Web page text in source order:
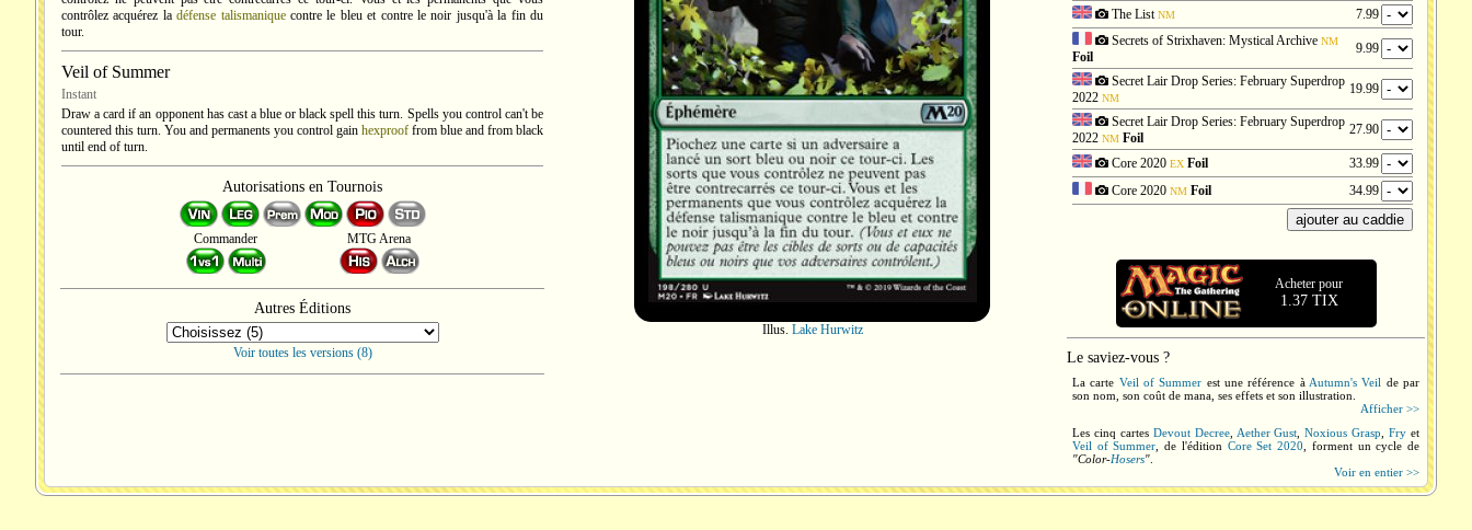
contrôlez acquérez ladéfense talismaniquecontre le bleu et contre le noir jusqu'à la fin du
tour.
Veil of Summer
Instant
Draw a card if an opponent has cast a blue or black spell this turn. Spells you control can't be
countered this turn. You and permanents you control gain hexproof from blue and from black
until end of turn.
Autorisations en Tournois
Commander MTG Arena
Autres Éditions
Voir toutes les versions (8)
Illus. Lake Hurwitz
The ListNM
7.99
Secrets of Strixhaven: Mystical Archive NM
Foil
9.99
Secret Lair Drop Series: February Superdrop
2022 NM
19.99
Secret Lair Drop Series: February Superdrop
2022 NM Foil
27.90
Core 2020 EX Foil
33.99
Core 2020 NM Foil 34.99
Acheter pour
1.37 TIX
Le saviez-vous ?
La carte Veil of Summer est une référence à Autumn's Veil de par
son nom, son coût de mana, ses effets et son illustration.
Afficher >>
Les cinq cartes Devout Decree, Aether Gust ,Noxious Grasp ,Fry et
Veil of Summer , de l'édition Core Set 2020 , forment un cycle de
"Color-Hosers"
Voir en entier >>